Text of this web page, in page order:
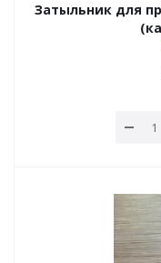
Затыльник для